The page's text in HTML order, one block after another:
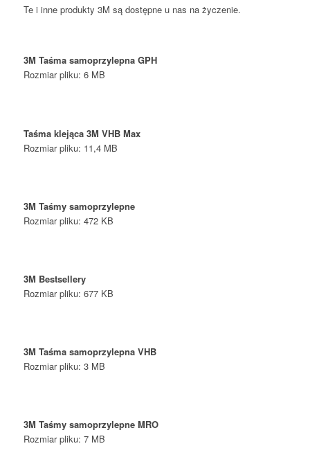
Te i inne produkty 3M są dostępne u nas na życzenie.
3M Taśma samoprzylepna GPH
Rozmiar pliku: 6 MB
Taśma klejąca 3M VHB Max
Rozmiar pliku: 11,4 MB
3M Taśmy samoprzylepne
Rozmiar pliku: 472 KB
3M Bestsellery
Rozmiar pliku: 677 KB
3M Taśma samoprzylepna VHB
Rozmiar pliku: 3 MB
3M Taśmy samoprzylepne MRO
Rozmiar pliku: 7 MB